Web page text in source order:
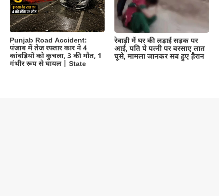
Punjab Road Accident:
पंजाब में तेज रफ्तार कार ने 4
कांवड़ियों को कुचला, 3 की मौत, 1
गंभीर रूप से घायल | State
रेवाड़ी में घर की लड़ाई सड़क पर
आई, पति पे पत्नी पर बरसाए लात
घूसे, मामला जानकर सब हुए हैरान